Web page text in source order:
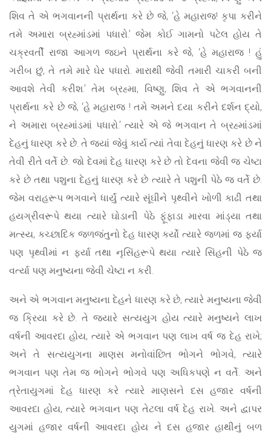
શિવ તે એ ભગવાનની પ્રાર્થના કરે છે જે, ‘હે મહારાજ! કૃપા કરીને
તમે અમારા બ્રહ્માંડમાં પધારો.’ જેમ કોઈ ગામનો પટેલ હોય તે
ચક્રવર્તી રાજા આગળ જઇને પ્રાર્થના કરે જે, ‘હે મહારાજ ! હું
ગરીબ છું, તે તમે મારે ઘેર પધારો. મારાથી જેવી તમારી ચાકરી બની
આવશે તેવી કરીશ.’ તેમ બ્રહ્મા, વિષ્ણુ, શિવ તે એ ભગવાનની
પ્રાર્થના કરે છે જે, ‘હે મહારાજ ! તમે અમને દયા કરીને દર્શન દ્યો,
ને અમારા બ્રહ્માંડમાં પધારો.’ ત્યારે એ જે ભગવાન તે બ્રહ્માંડમાં
દેહનું ધારણ કરે છે. તે જ્યાં જેવું કાર્ય ત્યાં તેવા દેહનું ધારણ કરે છે ને
તેવી રીતે વર્તે છે. જો દેવમાં દેહ ધારણ કરે છે તો દેવના જેવી જ ચેષ્ટા
કરે છે તથા પશુના દેહનું ધારણ કરે છે ત્યારે તે પશુની પેઠે જ વર્તે છે.
જેમ વરાહરૂપ ભગવાને ધાર્યું ત્યારે સૂંઘીને પૃથ્વીને ખોળી કાઢી તથા
હયગ્રીવરૂપે થયા ત્યારે ઘોડાની પેઠે ફૂંફાડા મારવા માંડ્યા તથા
મત્સ્ય, કચ્છાદિક જળજંતુનો દેહ ધારણ કર્યો ત્યારે જળમાં જ ફર્યા
પણ પૃથ્વીમાં ન ફર્યા તથા નૃસિંહરૂપે થયા ત્યારે સિંહની પેઠે જ
વર્ત્યા પણ મનુષ્યના જેવી ચેષ્ટા ન કરી.
અને એ ભગવાન મનુષ્યના દેહને ધારણ કરે છે, ત્યારે મનુષ્યના જેવી
જ ક્રિયા કરે છે. તે જ્યારે સત્યયુગ હોય ત્યારે મનુષ્યને લાખ
વર્ષની આવરદા હોય, ત્યારે એ ભગવાન પણ લાખ વર્ષ જ દેહ રાખે;
અને તે સત્યયુગના માણસ મનોવાંછિત ભોગને ભોગવે, ત્યારે
ભગવાન પણ તેમ જ ભોગને ભોગવે પણ અધિકપણે ન વર્તે. અને
ત્રેતાયુગમાં દેહ ધારણ કરે ત્યારે માણસને દસ હજાર વર્ષની
આવરદા હોય, ત્યારે ભગવાન પણ તેટલા વર્ષ દેહ રાખે. અને દ્વાપર
યુગમાં હજાર વર્ષની આવરદા હોય ને દસ હજાર હાથીનું બળ